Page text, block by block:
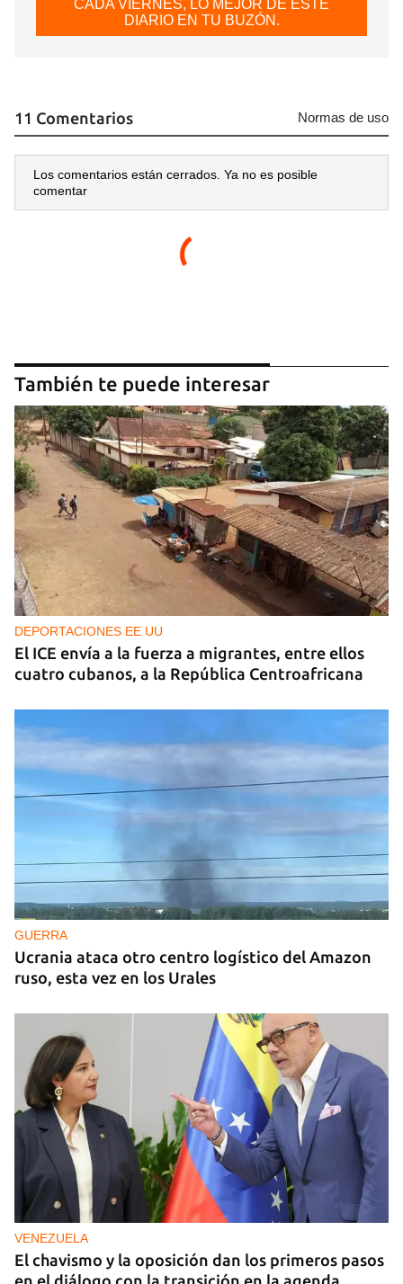
Para poder guardar como favorito, primero has de
CADA VIERNES, LO MEJOR DE ESTE
DIARIO EN TU BUZÓN.
11 Comentarios Normas de uso
Los comentarios están cerrados. Ya no es posible
comentar
También te puede interesar
DEPORTACIONES EE UU
El ICE envía a la fuerza a migrantes, entre ellos
cuatro cubanos, a la República Centroafricana
GUERRA
Ucrania ataca otro centro logístico del Amazon
ruso, esta vez en los Urales
VENEZUELA
El chavismo y la oposición dan los primeros pasos